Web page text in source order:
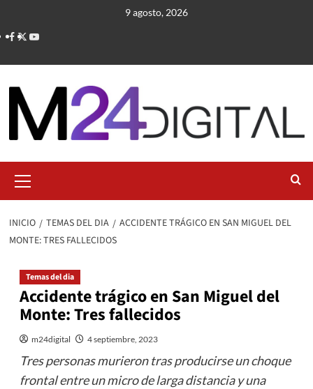
contenido
9 agosto, 2026
primario
INICIO TEMAS DEL DIA
ACCIDENTE TRÁGICO EN SAN MIGUEL DEL
MONTE: TRES FALLECIDOS
Temas del dia
Accidente trágico en San Miguel del
Monte: Tres fallecidos
m24digital 4 septiembre, 2023
Tres personas murieron tras producirse un choque
frontal entre un micro de larga distancia y una